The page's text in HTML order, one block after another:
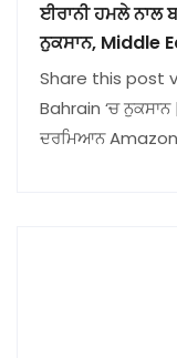
ਈਰਾਨੀ ਹਮਲੇ ਨਾਲ
ਨੁਕਸਾਨ, Middle
Share this post
Bahrain ‘ਚ
ਦਰਮਿਆਨ